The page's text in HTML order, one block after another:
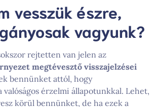
vesszük észre,
vagyunk?
rejtetten van jelen az
megtévesztő visszajelzései
bennünket attól, hogy
valóságos érzelmi állapotunkkal. Lehet,
körül bennünket, de ha ezek a